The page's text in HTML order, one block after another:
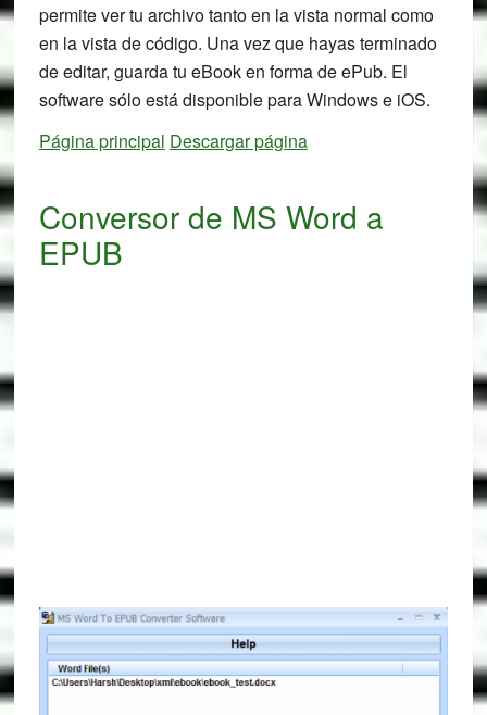
permite ver tu archivo tanto en la vista normal como
en la vista de código. Una vez que hayas terminado
de editar, guarda tu eBook en forma de ePub. El
software sólo está disponible para Windows e iOS.
Página principal Descargar página
Conversor de MS Word a
EPUB